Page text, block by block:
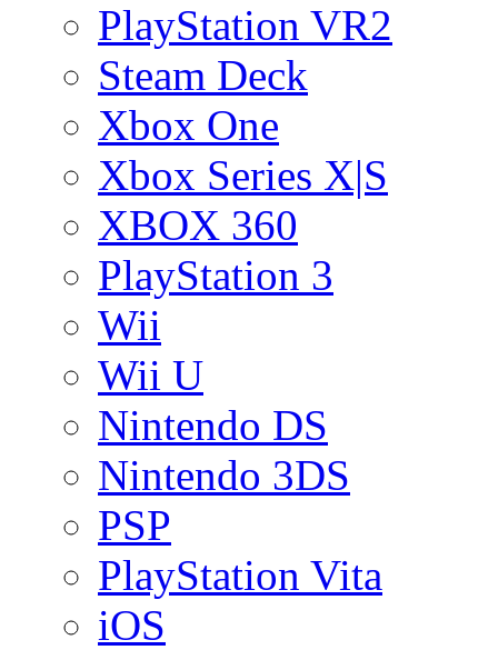
PlayStation VR2
Steam Deck
Xbox One
Xbox Series X|S
XBOX 360
PlayStation 3
Wii
Wii U
Nintendo DS
Nintendo 3DS
PSP
PlayStation Vita
iOS